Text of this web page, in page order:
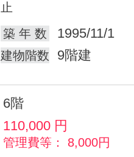
止
築 年 数
1995/11/1
建物階数 9階建
6階
110,000 円
管理費等： 8,000円